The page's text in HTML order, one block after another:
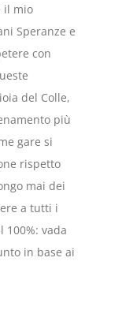
il mio
Speranze e
con
del Colle,
più
gare si
rispetto
mai dei
a tutti i
100%: vada
in base ai